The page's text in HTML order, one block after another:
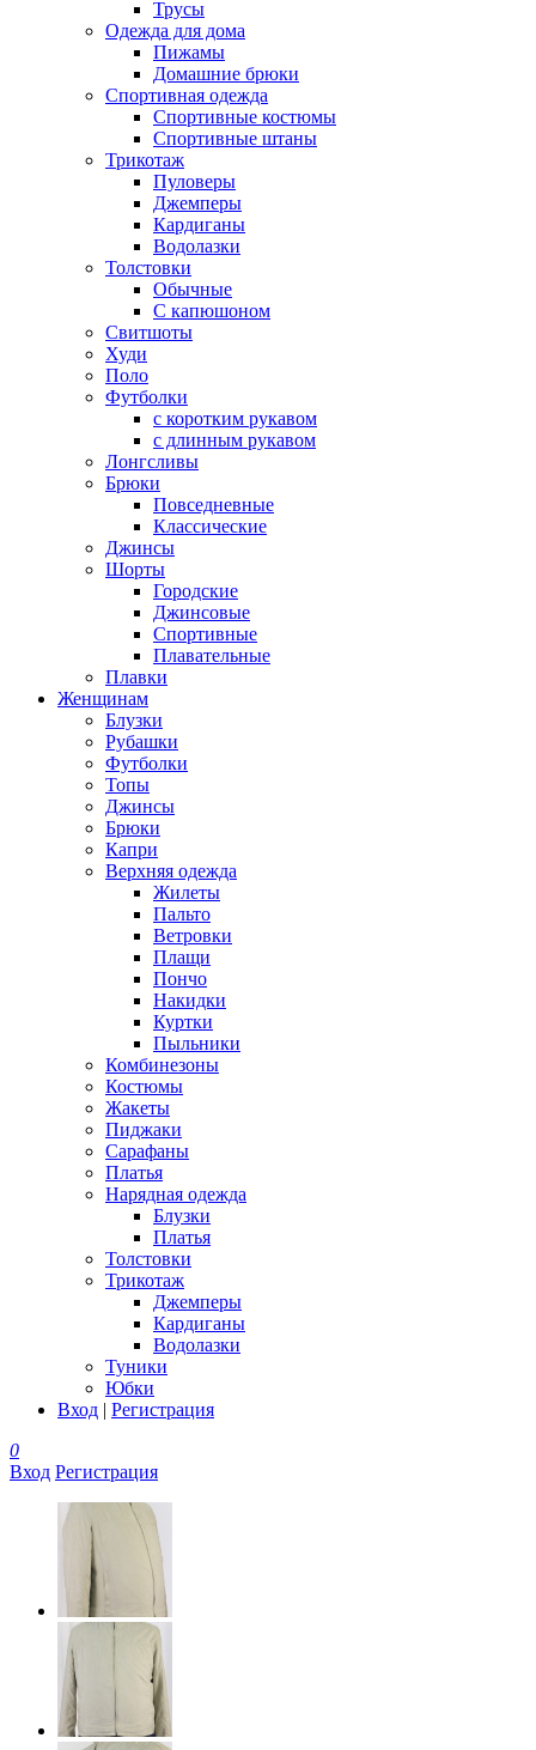
Трусы
Одежда для дома
Пижамы
Домашние брюки
Спортивная одежда
Спортивные костюмы
Спортивные штаны
Трикотаж
Пуловеры
Джемперы
Кардиганы
Водолазки
Толстовки
Обычные
С капюшоном
Свитшоты
Худи
Поло
Футболки
с коротким рукавом
с длинным рукавом
Лонгсливы
Брюки
Повседневные
Классические
Джинсы
Шорты
Городские
Джинсовые
Спортивные
Плавательные
Плавки
Женщинам
Блузки
Рубашки
Футболки
Топы
Джинсы
Брюки
Капри
Верхняя одежда
Жилеты
Пальто
Ветровки
Плащи
Пончо
Накидки
Куртки
Пыльники
Комбинезоны
Костюмы
Жакеты
Пиджаки
Сарафаны
Платья
Нарядная одежда
Блузки
Платья
Толстовки
Трикотаж
Джемперы
Кардиганы
Водолазки
Туники
Юбки
Вход | Регистрация
0
Вход Регистрация